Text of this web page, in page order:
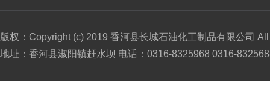
版权：Copyright (c) 2019 香河县长城石油化工制品有限公司
地址：香河县淑阳镇赶水坝 电话：0316-8325968 0316-